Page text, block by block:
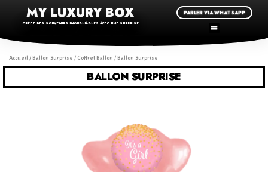
MY LUXURY BOX
CRÉEZ DES SOUVENIRS INOUBLIABLES AVEC UNE SURPRISE
PARLER VIA WHATSAPP
Accueil / Ballon Surprise / Coffret Ballon / Ballon Surprise
BALLON SURPRISE